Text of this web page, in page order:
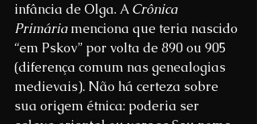
infância de Olga. A Crônica
Primária menciona que teria nascido
“em Pskov” por volta de 890 ou 905
(diferença comum nas genealogias
medievais). Não há certeza sobre
sua origem étnica: poderia ser